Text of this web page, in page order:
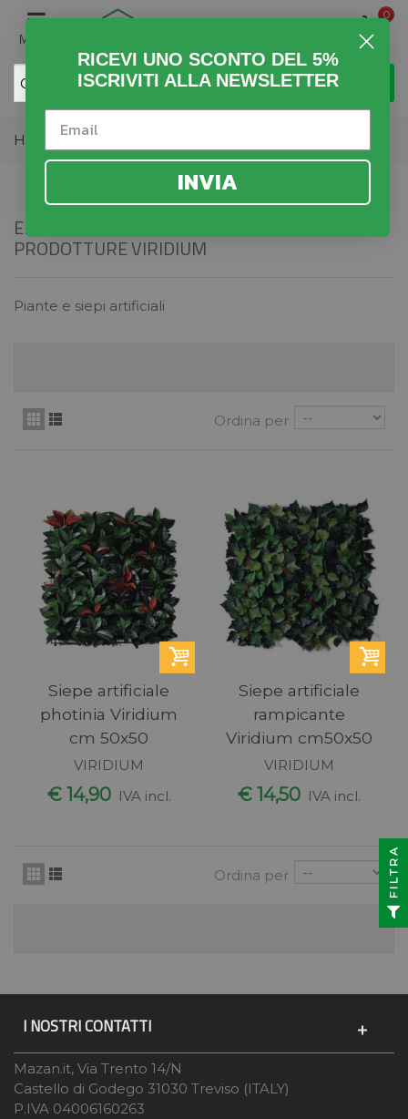
MENU
0
Home > VIRIDIUM
ELENCO DEI PRODOTTI PER
PRODOTTURE VIRIDIUM
Piante e siepi artificiali
Ordina per
Siepe artificiale
photinia Viridium
cm 50x50
VIRIDIUM
€ 14,90 IVA incl.
Siepe artificiale
rampicante
Viridium cm50x50
VIRIDIUM
€ 14,50 IVA incl.
Ordina per
I NOSTRI CONTATTI
Mazan.it, Via Trento 14/N
Castello di Godego 31030 Treviso (ITALY)
P.IVA 04006160263
FILTRA
RICEVI UNO SCONTO DEL 5%
ISCRIVITI ALLA NEWSLETTER
INVIA